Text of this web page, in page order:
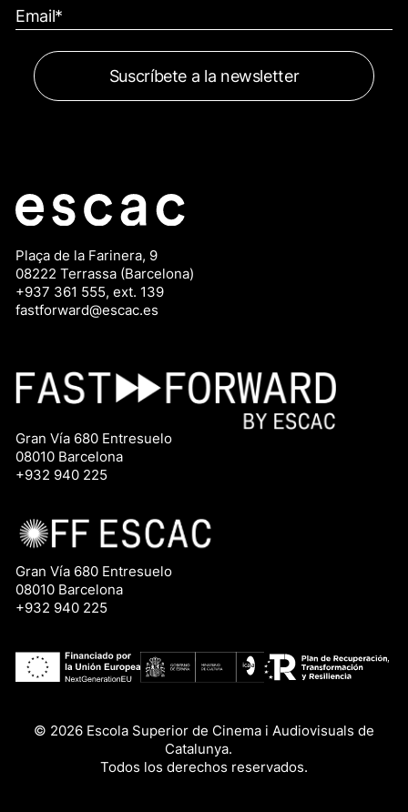
Plaça de la Farinera, 9
08222 Terrassa (Barcelona)
+937 361 555, ext. 139
fastforward@escac.es
Gran Vía 680 Entresuelo
08010 Barcelona
+932 940 225
Gran Vía 680 Entresuelo
08010 Barcelona
+932 940 225
© 2026 Escola Superior de Cinema i Audiovisuals de
Catalunya.
Todos los derechos reservados.